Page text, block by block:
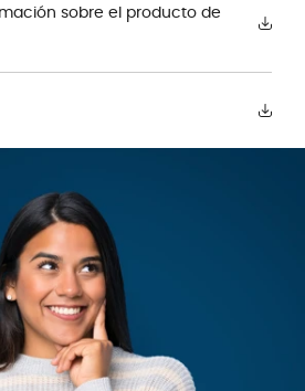
sobre el producto de